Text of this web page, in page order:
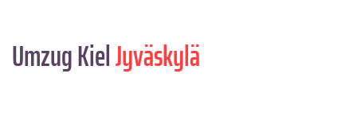
Umzug KielJyväskylä